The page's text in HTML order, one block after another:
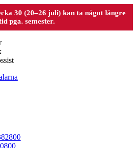
30 (20–26 juli) kan ta något längre
pga. semester.